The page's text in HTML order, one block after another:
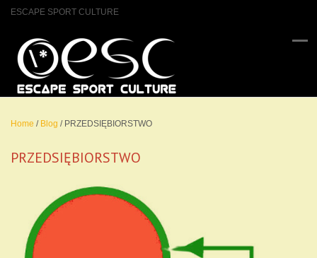
ESCAPE SPORT CULTURE
Home / Blog / PRZEDSIĘBIORSTWO
PRZEDSIĘBIORSTWO